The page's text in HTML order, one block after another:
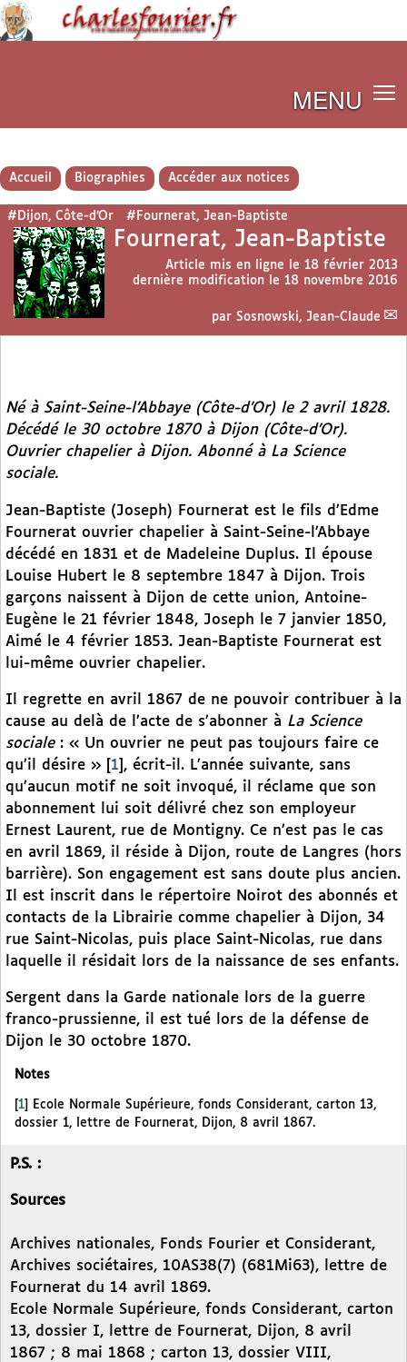
MENU
Accueil Biographies Accéder aux notices
#Dijon, Côte-d’Or #Fournerat, Jean-Baptiste
Fournerat, Jean-Baptiste
Article mis en ligne le 18 février 2013
dernière modification le 18 novembre 2016
par Sosnowski, Jean-Claude
Né à Saint-Seine-l’Abbaye (Côte-d’Or) le 2 avril 1828.
Décédé le 30 octobre 1870 à Dijon (Côte-d’Or).
Ouvrier chapelier à Dijon. Abonné à La Science
sociale.
Jean-Baptiste (Joseph) Fournerat est le fils d’Edme
Fournerat ouvrier chapelier à Saint-Seine-l’Abbaye
décédé en 1831 et de Madeleine Duplus. Il épouse
Louise Hubert le 8 septembre 1847 à Dijon. Trois
garçons naissent à Dijon de cette union, Antoine-
Eugène le 21 février 1848, Joseph le 7 janvier 1850,
Aimé le 4 février 1853. Jean-Baptiste Fournerat est
lui-même ouvrier chapelier.
Il regrette en avril 1867 de ne pouvoir contribuer à la
cause au delà de l’acte de s’abonner à La Science
sociale: « Un ouvrier ne peut pas toujours faire ce
qu’il désire »
1 , écrit-il. L’année suivante, sans
qu’aucun motif ne soit invoqué, il réclame que son
abonnement lui soit délivré chez son employeur
Ernest Laurent, rue de Montigny. Ce n’est pas le cas
en avril 1869, il réside à Dijon, route de Langres (hors
barrière). Son engagement est sans doute plus ancien.
Il est inscrit dans le répertoire Noirot des abonnés et
contacts de la Librairie comme chapelier à Dijon, 34
rue Saint-Nicolas, puis place Saint-Nicolas, rue dans
laquelle il résidait lors de la naissance de ses enfants.
Sergent dans la Garde nationale lors de la guerre
franco-prussienne, il est tué lors de la défense de
Dijon le 30 octobre 1870.
Notes
1
Ecole Normale Supérieure, fonds Considerant, carton 13,
dossier 1, lettre de Fournerat, Dijon, 8 avril 1867.
P.S. :
Sources
Archives nationales, Fonds Fourier et Considerant,
Archives sociétaires, 10AS38(7) (681Mi63), lettre de
Fournerat du 14 avril 1869.
Ecole Normale Supérieure, fonds Considerant, carton
13, dossier I, lettre de Fournerat, Dijon, 8 avril
1867 ; 8 mai 1868 ; carton 13, dossier VIII,